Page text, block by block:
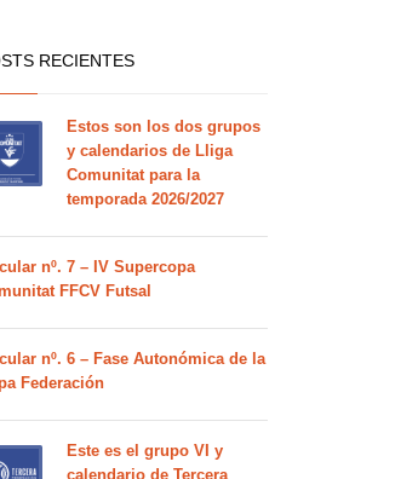
RECIENTES
Estos son los dos grupos
y calendarios de Lliga
Comunitat para la
temporada 2026/2027
nº. 7 – IV Supercopa
FFCV Futsal
nº. 6 – Fase Autonómica de la
Federación
Este es el grupo VI y
calendario de Tercera